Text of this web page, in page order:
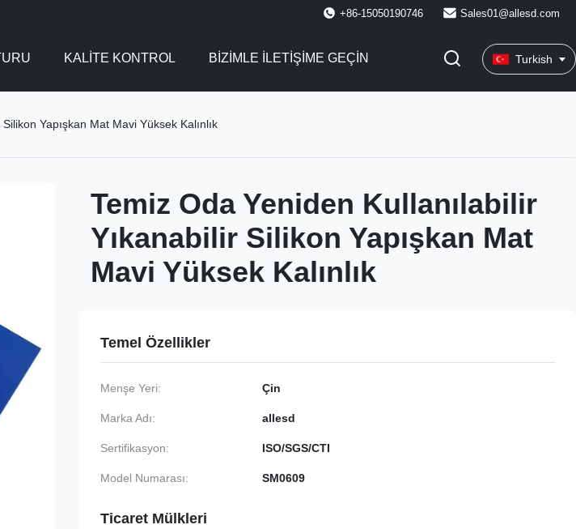
+86-15050190746 Sales01@allesd.com
KALITE KONTROL BIZIMLE ILETIŞIME GEÇIN Turkish
Yapışkan Mat Mavi Yüksek Kalınlık
Temiz Oda Yeniden Kullanılabilir
Yıkanabilir Silikon Yapışkan Mat
Mavi Yüksek Kalınlık
Temel Özellikler
Menşe Yeri: Çin
Marka Adı: allesd
Sertifikasyon: ISO/SGS/CTI
Model Numarası: SM0609
Ticaret Mülkleri